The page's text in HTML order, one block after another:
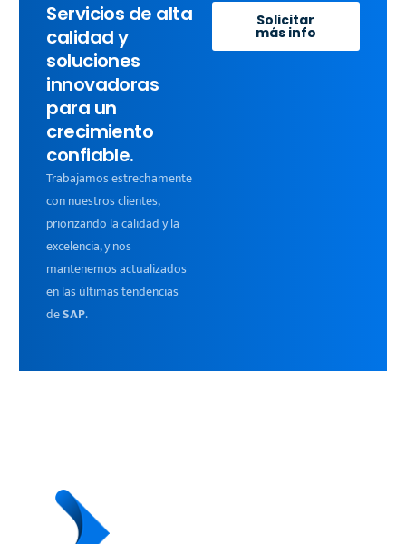
Servicios de alta
calidad y
soluciones
innovadoras
para un
crecimiento
confiable.
Trabajamos estrechamente
con nuestros clientes,
priorizando la calidad y la
excelencia, y nos
mantenemos actualizados
en las últimas tendencias
deSAP.
Solicitar
más info